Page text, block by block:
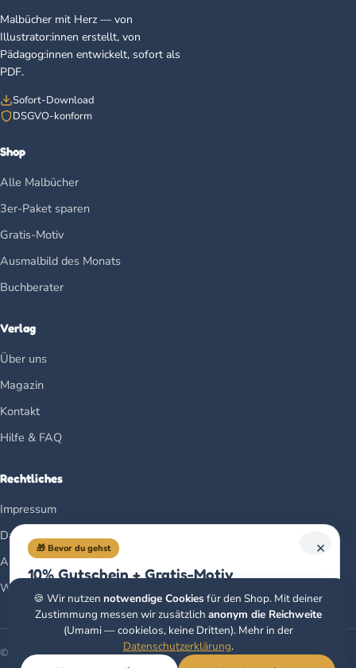
Malbücher mit Herz — von
Illustrator:innen erstellt, von
Pädagog:innen entwickelt, sofort als
PDF.
Sofort-Download
DSGVO-konform
Shop
Alle Malbücher
3er-Paket sparen
Gratis-Motiv
Ausmalbild des Monats
Buchberater
Verlag
Über uns
Magazin
Kontakt
Hilfe & FAQ
Rechtliches
Impressum
Datenschutz
AGB
Widerrufsbelehrung
© 2026 Christoph Alexander Verlag e.U. · Klagenfurt, Österreich
×
🎁 Bevor du gehst
10% Gutschein + Gratis-Motiv
Unser Newsletter: jeden Monat ein Gratis-Ausmalbild,
Neues aus dem Verlag & ein 10%-Gutschein auf deine erste
Bestellung. Kein Spam.
🍪 Wir nutzen notwendige Cookies für den Shop. Mit deiner
Zustimmung messen wir zusätzlich anonym die Reichweite
(Umami — cookielos, keine Dritten). Mehr in der
Datenschutzerklärung.